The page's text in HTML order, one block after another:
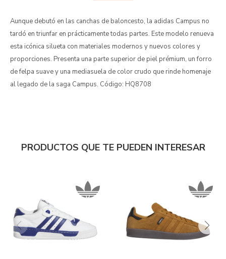
Aunque debutó en las canchas de baloncesto, la adidas Campus no
tardó en triunfar en prácticamente todas partes. Este modelo renueva
esta icónica silueta con materiales modernos y nuevos colores y
proporciones. Presenta una parte superior de piel prémium, un forro
de felpa suave y una mediasuela de color crudo que rinde homenaje
al legado de la saga Campus. Código: HQ8708
PRODUCTOS QUE TE PUEDEN INTERESAR